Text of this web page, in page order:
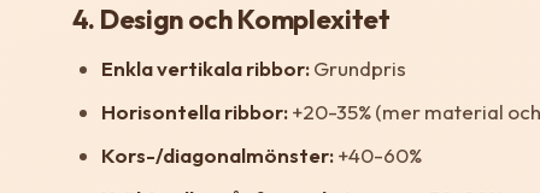
4. Design och Komplexitet
Enkla vertikala ribbor:Grundpris
Horisontella ribbor:+20-35% (mer material
Kors-/diagonalmönster:+40-60%